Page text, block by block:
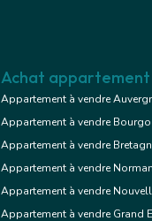
Achat appartement
Appartement à vendre
Appartement à vendre
Appartement à vendre
Appartement à vendre
Appartement à vendre
Appartement à vendre Grand